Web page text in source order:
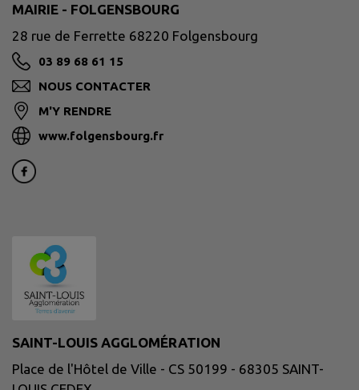
MAIRIE - FOLGENSBOURG
28 rue de Ferrette 68220 Folgensbourg
03 89 68 61 15
NOUS CONTACTER
M'Y RENDRE
www.folgensbourg.fr
SAINT-LOUIS AGGLOMÉRATION
Place de l'Hôtel de Ville - CS 50199 - 68305 SAINT-